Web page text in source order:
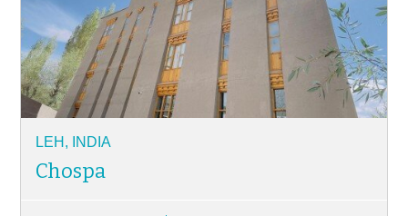
LEH, INDIA
Chospa